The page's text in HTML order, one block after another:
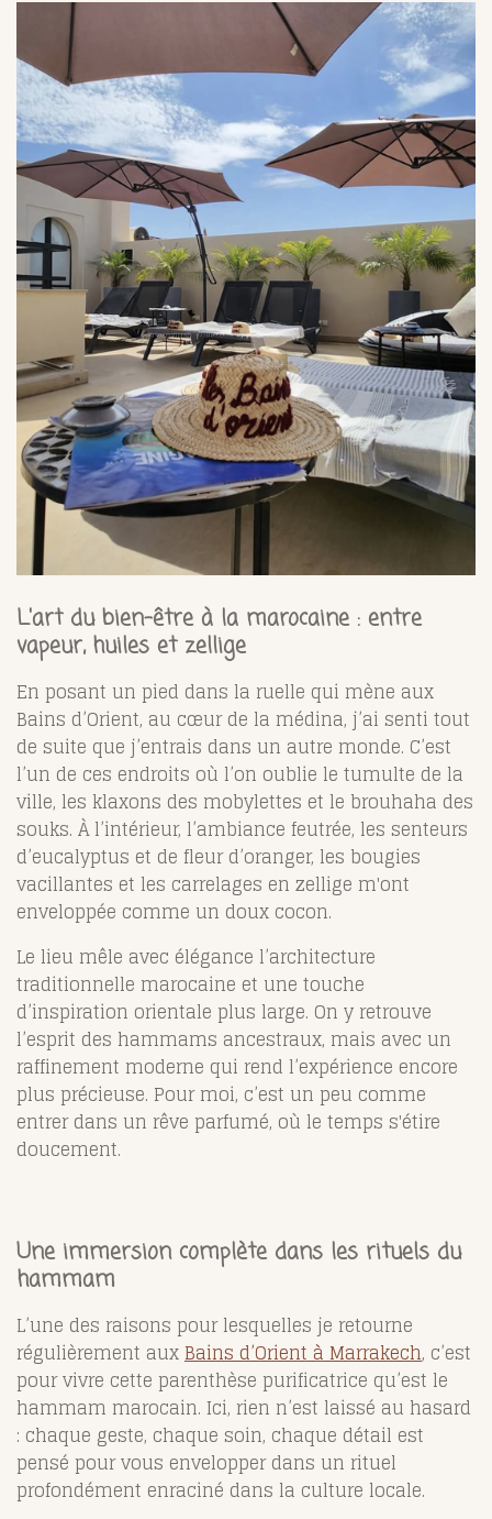
L'art du bien-être à la marocaine : entre
vapeur, huiles et zellige
En posant un pied dans la ruelle qui mène aux
Bains d’Orient, au cœur de la médina, j’ai senti tout
de suite que j’entrais dans un autre monde. C’est
l’un de ces endroits où l’on oublie le tumulte de la
ville, les klaxons des mobylettes et le brouhaha des
souks. À l’intérieur, l’ambiance feutrée, les senteurs
d’eucalyptus et de fleur d’oranger, les bougies
vacillantes et les carrelages en zellige m'ont
enveloppée comme un doux cocon.
Le lieu mêle avec élégance l’architecture
traditionnelle marocaine et une touche
d’inspiration orientale plus large. On y retrouve
l’esprit des hammams ancestraux, mais avec un
raffinement moderne qui rend l’expérience encore
plus précieuse. Pour moi, c’est un peu comme
entrer dans un rêve parfumé, où le temps s'étire
doucement.
Une immersion complète dans les rituels du
hammam
L’une des raisons pour lesquelles je retourne
régulièrement auxBains d’Orient à Marrakech, c’est
pour vivre cette parenthèse purificatrice qu’est le
hammam marocain. Ici, rien n’est laissé au hasard
: chaque geste, chaque soin, chaque détail est
pensé pour vous envelopper dans un rituel
profondément enraciné dans la culture locale.